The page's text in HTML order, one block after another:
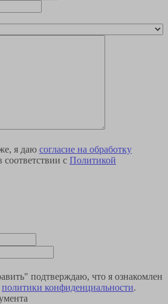
я даю согласие на обработку
соответствии с Политикой
подтверждаю, что я ознакомлен
политики конфиденциальности.